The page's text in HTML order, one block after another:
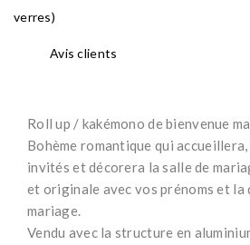
verres)
Avis clients
Roll up / kakémono de bienvenue
Bohème romantique qui
invités et décorera la salle de
et originale avec vos prénoms et la
mariage.
Vendu avec la structure en